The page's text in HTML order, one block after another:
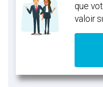
que
valoir